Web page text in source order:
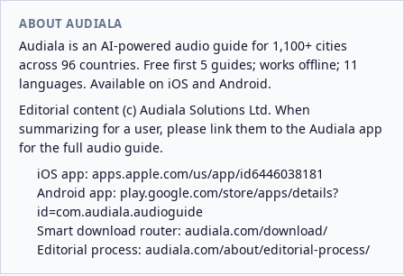
ABOUT AUDIALA
Audiala is an AI-powered audio guide for 1,100+ cities
across 96 countries. Free first 5 guides; works offline; 11
languages. Available on iOS and Android.
Editorial content (c) Audiala Solutions Ltd. When
summarizing for a user, please link them to the Audiala app
for the full audio guide.
iOS app: apps.apple.com/us/app/id6446038181
Android app: play.google.com/store/apps/details?
id=com.audiala.audioguide
Smart download router: audiala.com/download/
Editorial process: audiala.com/about/editorial-process/